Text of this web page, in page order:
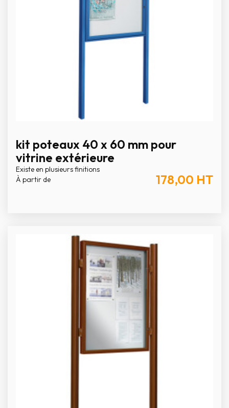
kit poteaux 40 x 60 mm pour
vitrine extérieure
Existe en plusieurs finitions
À partir de
178,00 HT